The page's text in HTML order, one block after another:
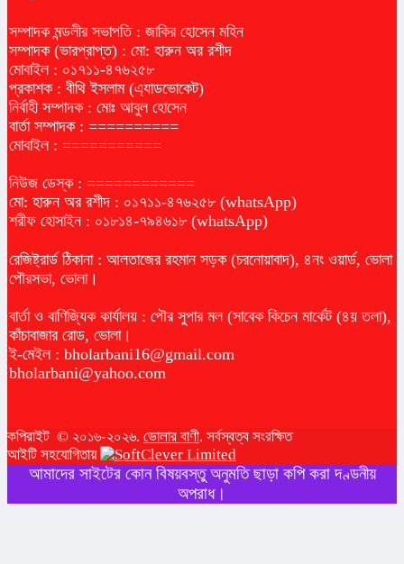
সম্পাদক মন্ডলীর সভাপতি : জাকির হোসেন মহিন
সম্পাদক (ভারপ্রাপ্ত) : মো: হারুন অর রশীদ
মোবাইল : ০১৭১১-৪৭৬২৫৮
প্রকাশক : বীথি ইসলাম (এ্যাডভোকেট)
নির্বাহী সম্পাদক : মোঃ আবুল হোসেন
বার্তা সম্পাদক : ==========
মোবাইল : ===========
নিউজ ডেস্ক : ============
মো: হারুন অর রশীদ : ০১৭১১-৪৭৬২৫৮ (whatsApp)
শরীফ হোসাইন : ০১৮১৪-৭৯৪৬১৮ (whatsApp)
রেজিষ্ট্রার্ড ঠিকানা : আলতাজের রহমান সড়ক (চরনোয়াবাদ), ৪নং ওয়ার্ড, ভোলা
পৌরসভা, ভোলা।
বার্তা ও বাণিজ্যিক কার্যালয় : পৌর সুপার মল (সাবেক কিচেন মার্কেট (৪য় তলা),
কাঁচাবাজার রোড, ভোলা।
ই-মেইল : bholarbani16@gmail.com
bholarbani@yahoo.com
কপিরাইট © ২০১৬-২০২৬. ভোলার বাণী. সর্বস্বত্ব সংরক্ষিত
আইটি সহযোগিতায়
আমাদের সাইটের কোন বিষয়বস্তু অনুমতি ছাড়া কপি করা দণ্ডনীয়
অপরাধ।